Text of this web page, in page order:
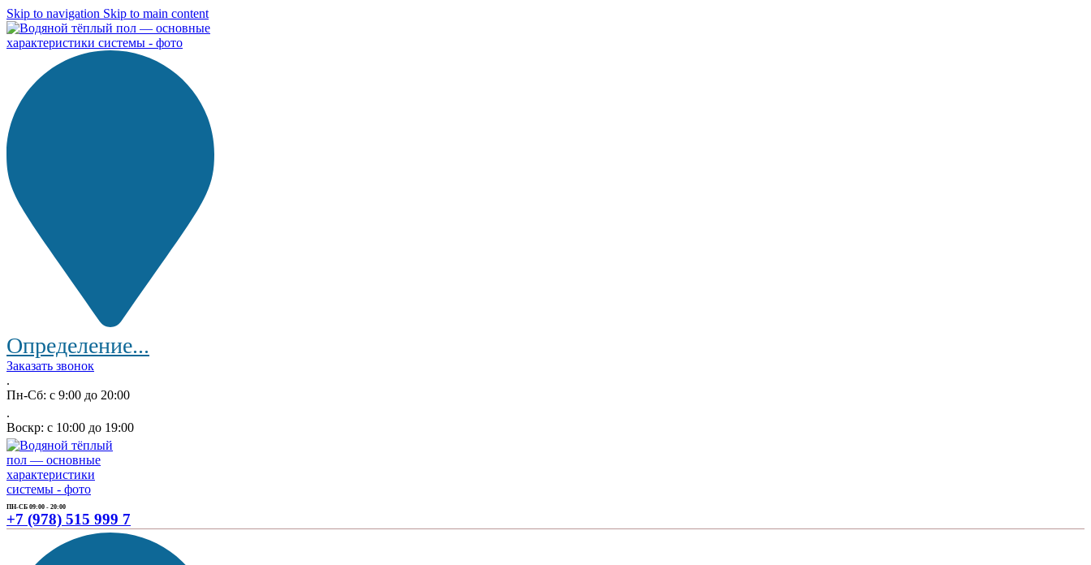
Skip to navigation Skip to main content
Определение...
Заказать звонок
.
Пн-Сб: с 9:00 до 20:00
.
Воскр: с 10:00 до 19:00
ПН-СБ 09:00 - 20:00
+7 (978) 515 999 7